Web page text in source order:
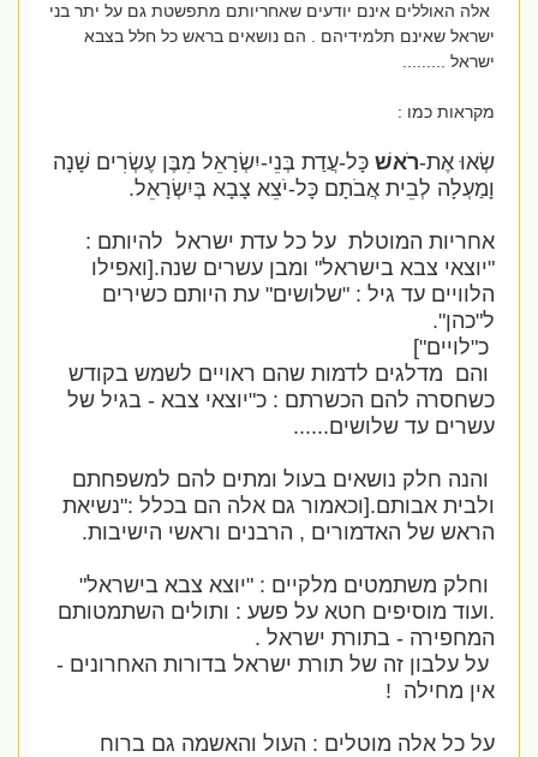
אלה האוללים אינם יודעים שאחריותם מתפשטת גם על יתר בני
ישראל שאינם תלמידיהם . הם נושאים בראש כל חלל בצבא
ישראל .........
מקראות כמו :
שְׂאוּ אֶת-רֹאשׁכָּל-עֲדַת בְּנֵי-יִשְׂרָאֵל מִבֶּן עֶשְׂרִים שָׁנָה
וָמַעְלָה לְבֵית אֲבֹתָם כָּל-יֹצֵא צָבָא בְּיִשְׂרָאֵל.
אחריות המוטלת על כל עדת ישראל להיותם :
"יוצאי צבא בישראל" ומבן עשרים שנה.[ואפילו
הלוויים עד גיל : "שלושים" עת היותם כשירים
ל"כהן".
כ"לויים"]
והם מדלגים לדמות שהם ראויים לשמש בקודש
כשחסרה להם הכשרתם : כ"יוצאי צבא - בגיל של
עשרים עד שלושים......
והנה חלק נושאים בעול ומתים להם למשפחתם
ולבית אבותם.[וכאמור גם אלה הם בכלל :"נשיאת
הראש של האדמורים , הרבנים וראשי הישיבות.
וחלק משתמטים מלקיים : "יוצא צבא בישראל"
.ועוד מוסיפים חטא על פשע : ותולים השתמטותם
המחפירה - בתורת ישראל .
על עלבון זה של תורת ישראל בדורות האחרונים -
אין מחילה !
על כל אלה מוטלים : העול והאשמה גם ברוח